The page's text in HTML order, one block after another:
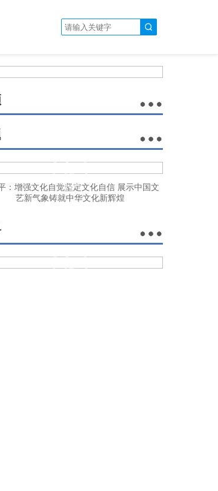
：增强文化自觉坚定文化自信 展示中国文
艺新气象铸就中华文化新辉煌